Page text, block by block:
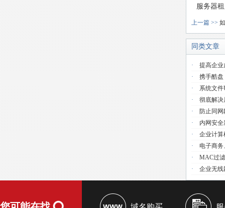
服务器
上一篇 >>
同类文章
· 提高企业
· 携手酷盘
· 系统文件
· 彻底解决
· 防止同
· 内网安
· 企业计算
· 电子商
· MAC过
· 企业无线